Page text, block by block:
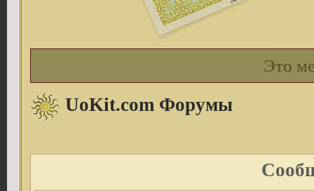
Это
UoKit.com Форумы